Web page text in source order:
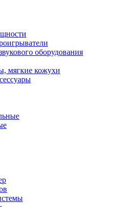
оборудования
мягкие кожухи